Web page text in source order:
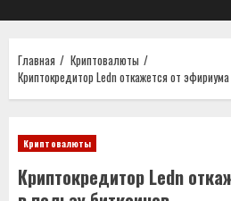
Главная
Криптовалюты
Криптокредитор Ledn откажется от
Криптовалюты
Криптокредитор Ledn